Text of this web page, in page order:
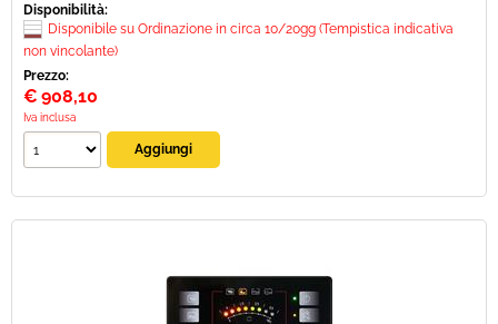
Disponibilità:
Disponibile su Ordinazione in circa 10/20gg (Tempistica indicativa
non vincolante)
Prezzo:
€ 908,10
Iva inclusa